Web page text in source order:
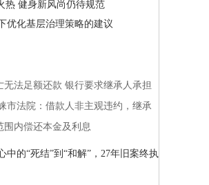
热 健身新风尚仍待规范
优化基层治理策略的建议
无法足额还款 银行要求继承人承担
市法院：借款人非主观违约，继承
围内偿还本金及利息
中的“死结”到“和解”，27年旧案终执